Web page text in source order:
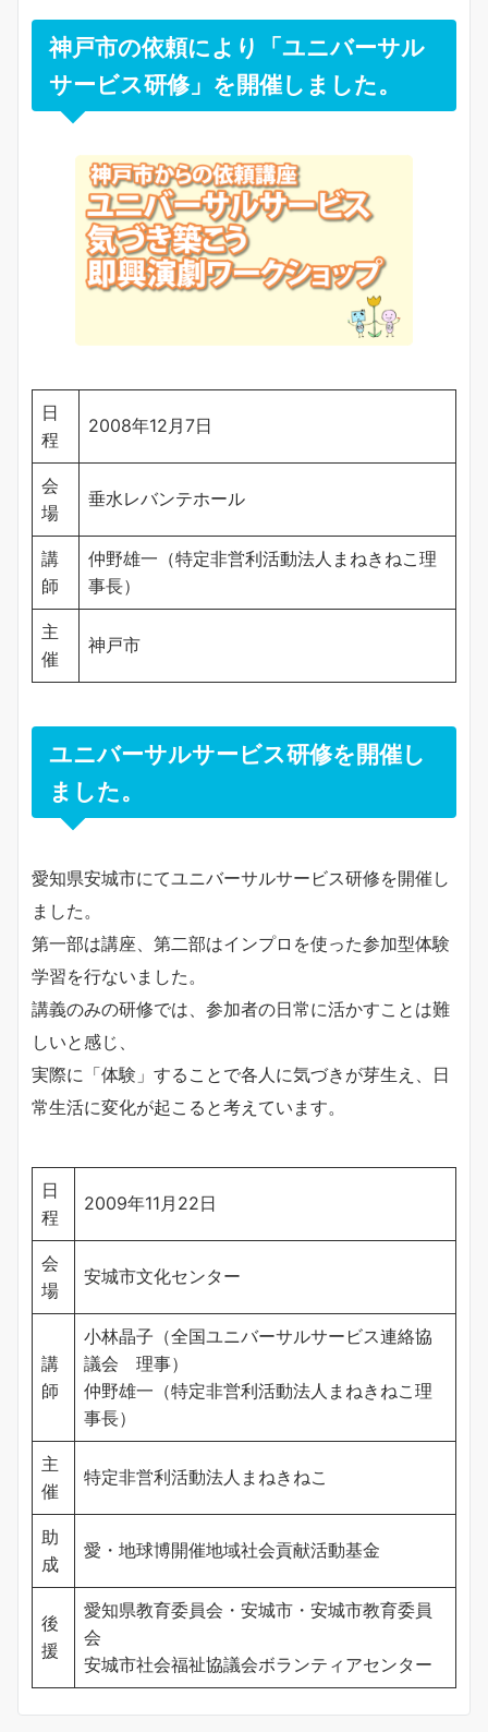
神戸市の依頼により「ユニバーサル
サービス研修」を開催しました。
日
程
2008年12月7日
会
場
垂水レバンテホール
講
師
仲野雄一（特定非営利活動法人まねきねこ理
事長）
主
催
神戸市
ユニバーサルサービス研修を開催し
ました。
愛知県安城市にてユニバーサルサービス研修を開催し
ました。
第一部は講座、第二部はインプロを使った参加型体験
学習を行ないました。
講義のみの研修では、参加者の日常に活かすことは難
しいと感じ、
実際に「体験」することで各人に気づきが芽生え、日
常生活に変化が起こると考えています。
日
程
2009年11月22日
会
場
安城市文化センター
講
師
小林晶子（全国ユニバーサルサービス連絡協
議会 理事）
仲野雄一（特定非営利活動法人まねきねこ理
事長）
主
催
特定非営利活動法人まねきねこ
助
成
愛・地球博開催地域社会貢献活動基金
後
援
愛知県教育委員会・安城市・安城市教育委員
会
安城市社会福祉協議会ボランティアセンター